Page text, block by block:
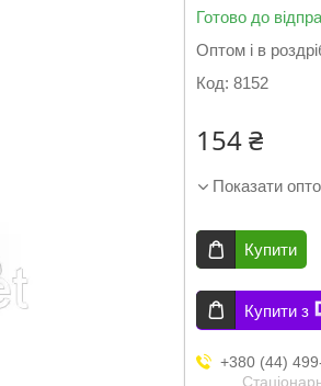
Готово до
Оптом і в
Код: 8152
154 ₴
Показати
Купити
Купити з
+380 (44)